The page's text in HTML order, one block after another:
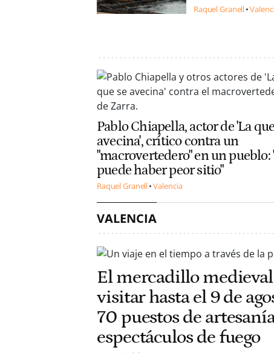
Raquel Granell
Pablo Chiapella, actor de 'La
avecina', crítico contra un
"macrovertedero" en un pueblo:
puede haber peor sitio"
Raquel Granell Valencia
VALENCIA
El mercadillo
visitar hasta el 9 de
70 puestos de
espectáculos de fuego